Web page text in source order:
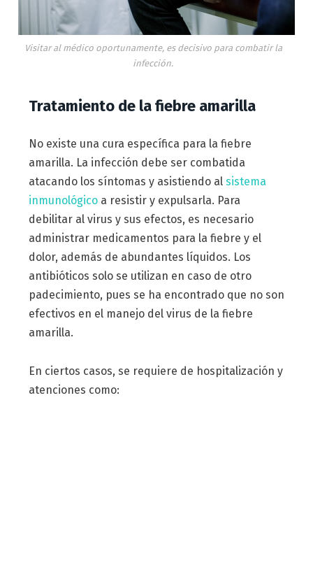
Visitar al médico oportunamente, es decisivo para combatir la
infección.
Tratamiento de la fiebre amarilla
No existe una cura específica para la fiebre
amarilla. La infección debe ser combatida
atacando los síntomas y asistiendo al sistema
inmunológicoa resistir y expulsarla. Para
debilitar al virus y sus efectos, es necesario
administrar medicamentos para la fiebre y el
dolor, además de abundantes líquidos. Los
antibióticos solo se utilizan en caso de otro
padecimiento, pues se ha encontrado que no son
efectivos en el manejo del virus de la fiebre
amarilla.
En ciertos casos, se requiere de hospitalización y
atenciones como: